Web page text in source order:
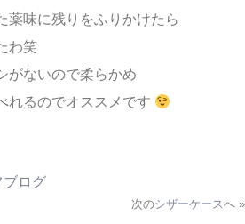
薬味に残りをふりかけたら
わ笑
がないので柔らかめ
れるのでオススメです
ブログ
次のシザーケースへ »